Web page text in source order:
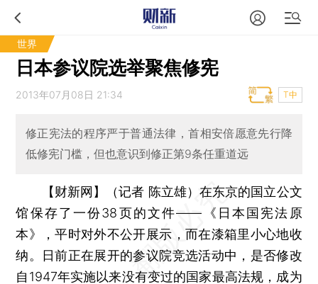
世界
日本参议院选举聚焦修宪
2013年07月08日 21:34 T中
修正宪法的程序严于普通法律，首相安倍愿意先行降
低修宪门槛，但也意识到修正第9条任重道远
【财新网】（记者 陈立雄） 在东京的国立公文
馆保存了一份38页的文件——《日本国宪法原
本》，平时对外不公开展示，而在漆箱里小心地收
纳。日前正在展开的参议院竞选活动中，是否修改
自1947年实施以来没有变过的国家最高法规，成为